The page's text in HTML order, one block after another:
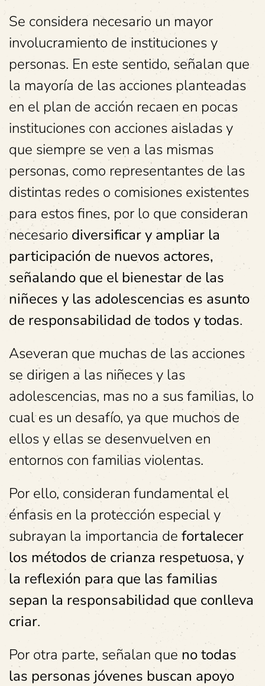
Se considera necesario un mayor
involucramiento de instituciones y
personas. En este sentido, señalan que
la mayoría de las acciones planteadas
en el plan de acción recaen en pocas
instituciones con acciones aisladas y
que siempre se ven a las mismas
personas, como representantes de las
distintas redes o comisiones existentes
para estos fines, por lo que consideran
necesariodiversificar y ampliar la
participación de nuevos actores,
señalando que el bienestar de las
niñeces y las adolescencias es asunto
de responsabilidad de todos y todas.
Aseveran que muchas de las acciones
se dirigen a las niñeces y las
adolescencias, mas no a sus familias, lo
cual es un desafío, ya que muchos de
ellos y ellas se desenvuelven en
entornos con familias violentas.
Por ello, consideran fundamental el
énfasis en la protección especial y
subrayan la importancia de fortalecer
los métodos de crianza respetuosa, y
la reflexión para que las familias
sepan la responsabilidad que conlleva
criar.
Por otra parte, señalan que no todas
las personas jóvenes buscan apoyo